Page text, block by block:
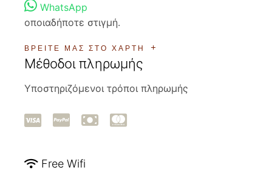
WhatsApp
οποιαδήποτε στιγμή.
ΒΡΕΊΤΕ ΜΑΣ ΣΤΟ ΧΆΡΤΗ
Μέθοδοι πληρωμής
Υποστηριζόμενοι τρόποι πληρωμής
Free Wifi